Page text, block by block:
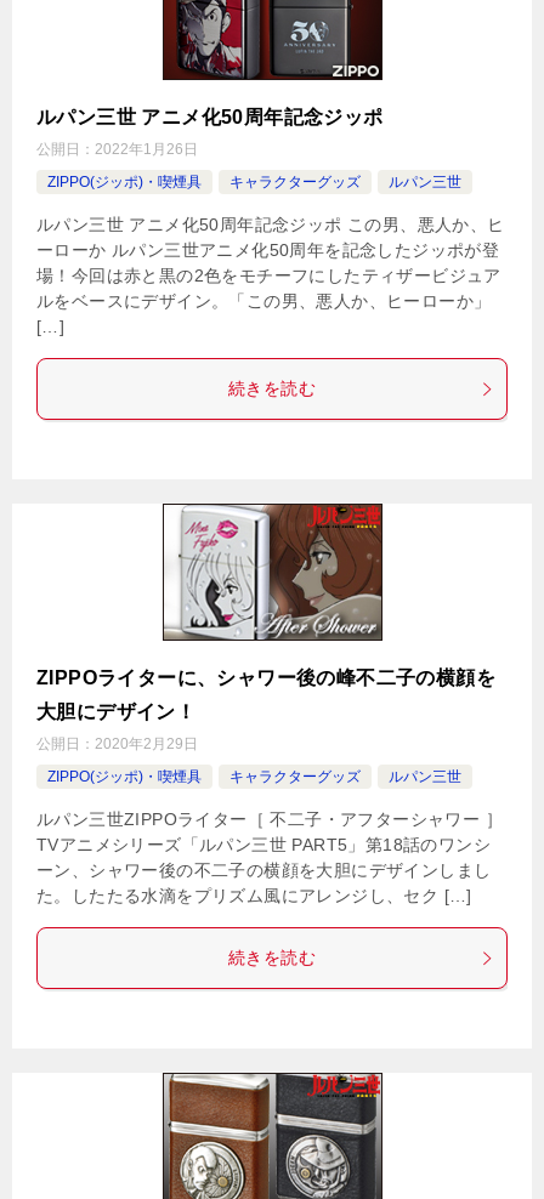
ルパン三世 アニメ化50周年記念ジッポ
公開日： 2022年1月26日
ZIPPO(ジッポ)・喫煙具
キャラクターグッズ ルパン三世
ルパン三世 アニメ化50周年記念ジッポ この男、悪人か、ヒ
ーローか ルパン三世アニメ化50周年を記念したジッポが登
場！今回は赤と黒の2色をモチーフにしたティザービジュア
ルをベースにデザイン。「この男、悪人か、ヒーローか」
[…]
続きを読む
ZIPPOライターに、シャワー後の峰不二子の横顔を
大胆にデザイン！
公開日： 2020年2月29日
ZIPPO(ジッポ)・喫煙具
キャラクターグッズ ルパン三世
ルパン三世ZIPPOライター［ 不二子・アフターシャワー ］
TVアニメシリーズ「ルパン三世 PART5」第18話のワンシ
ーン、シャワー後の不二子の横顔を大胆にデザインしまし
た。したたる水滴をプリズム風にアレンジし、セク […]
続きを読む